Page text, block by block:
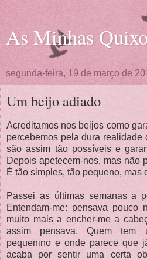
As Minhas
segunda-feira, 19 de março de
Um beijo adiado
Acreditamos nos beijos como
percebemos pela dura realidade
são assim tão possíveis e
Depois apetecem-nos, mas não
É tão simples, tão pequeno, mas
Passei as últimas semanas a
Entendam-me: pensava
muito mais a encher-me a
assim pensava. Quem tem
pequenino e onde parece que
acaba por sentir uma certa